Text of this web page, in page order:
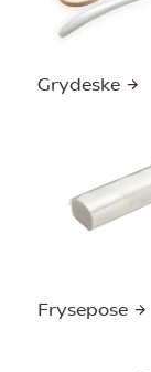
Grydeske
Frysepose